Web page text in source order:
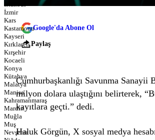
İstanbul
İzmir
Kars
Kastamonu
Kayseri
Kırklareli
Kırşehir
Kocaeli
Konya
Kütahya
Malatya
Manisa
Kahramanmaraş
Mardin
Muğla
Muş
Nevşehir
Google'da Abone Ol
Paylaş
Cumhurbaşkanlığı Savunma Sanayii
milyon dolara ulaştığını belirterek,
kayıtlara geçti.” dedi.
Haluk Görgün, X sosyal medya